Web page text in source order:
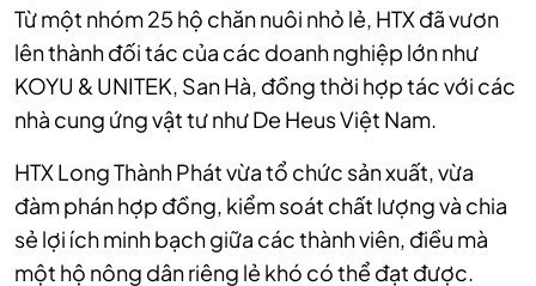
Từ một nhóm 25 hộ chăn nuôi nhỏ lẻ, HTX đã vươn
lên thành đối tác của các doanh nghiệp lớn như
KOYU & UNITEK, San Hà, đồng thời hợp tác với các
nhà cung ứng vật tư như De Heus Việt Nam.
HTX Long Thành Phátvừa tổ chức sản xuất, vừa
đàm phán hợp đồng, kiểm soát chất lượng và chia
sẻ lợi ích minh bạch giữa các thành viên, điều mà
một hộ nông dân riêng lẻ khó có thể đạt được.